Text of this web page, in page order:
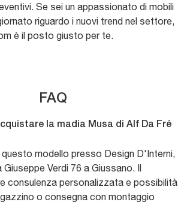
Se sei un appassionato di mobili
riguardo i nuovi trend nel settore,
è il posto giusto per te.
FAQ
la madia Musa di Alf Da Fré
modello presso Design D'Interni,
Giuseppe Verdi 76 a Giussano. Il
consulenza personalizzata e possibilità
o consegna con montaggio